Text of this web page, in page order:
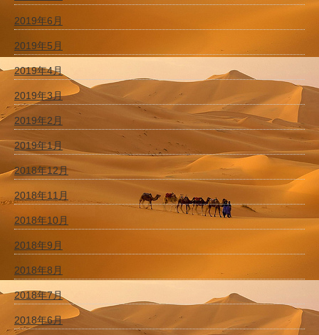
2019年6月
2019年5月
2019年4月
2019年3月
2019年2月
2019年1月
2018年12月
2018年11月
2018年10月
2018年9月
2018年8月
2018年7月
2018年6月